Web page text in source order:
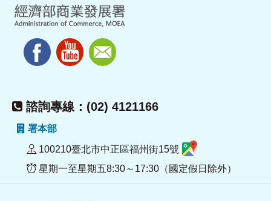
諮詢專線：(02) 4121166
署本部
100210臺北市中正區福州街15號
星期一至星期五8:30～17:30（國定假日除外）